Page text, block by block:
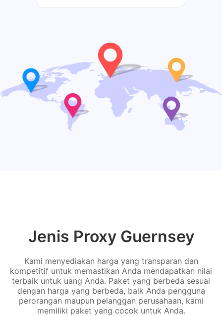
Jenis Proxy Guernsey
Kami menyediakan harga yang transparan dan
kompetitif untuk memastikan Anda mendapatkan nilai
terbaik untuk uang Anda. Paket yang berbeda sesuai
dengan harga yang berbeda, baik Anda pengguna
perorangan maupun pelanggan perusahaan, kami
memiliki paket yang cocok untuk Anda.